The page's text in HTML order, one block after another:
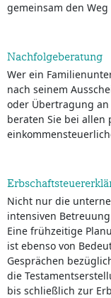
gemeinsam den Weg
Nachfolgeberatung
Wer ein
nach seinem
oder Übertragung
beraten Sie bei allen
Nicht nur die
intensiven
Eine frühzeitige
ist ebenso von
Gesprächen
die
bis schließlich zur